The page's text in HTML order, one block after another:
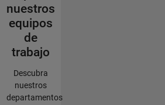
nuestros
equipos
de
trabajo
Descubra
nuestros
departamentos